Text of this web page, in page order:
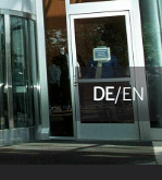
DE/EN